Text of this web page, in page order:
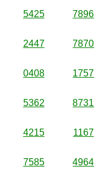
5425 7896
2447 7870
0408 1757
5362 8731
4215 1167
7585 4964